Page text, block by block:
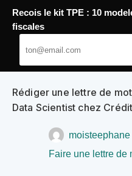
Passer
au
contenu
YoupiJobs
Rédiger une lettre de
Data Scientist chez
moisteephane
Faire une lettre de
Recois le kit TPE : 10
fiscales